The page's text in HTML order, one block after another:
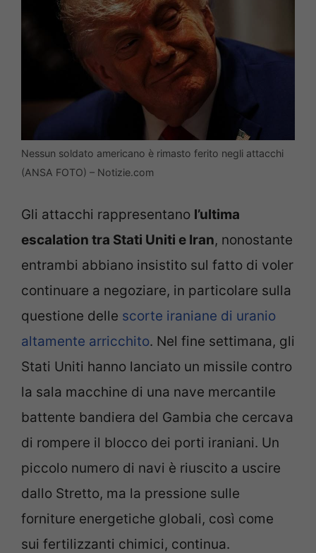
Nessun soldato americano è rimasto ferito negli attacchi
(ANSA FOTO) – Notizie.com
Gli attacchi rappresentano l’ultima
escalation tra Stati Uniti e Iran, nonostante
entrambi abbiano insistito sul fatto di voler
continuare a negoziare, in particolare sulla
questione delle scorte iraniane di uranio
altamente arricchito. Nel fine settimana, gli
Stati Uniti hanno lanciato un missile contro
la sala macchine di una nave mercantile
battente bandiera del Gambia che cercava
di rompere il blocco dei porti iraniani. Un
piccolo numero di navi è riuscito a uscire
dallo Stretto, ma la pressione sulle
forniture energetiche globali, così come
sui fertilizzanti chimici, continua.